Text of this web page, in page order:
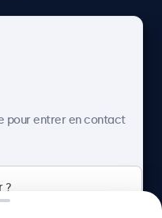
pour entrer en contact